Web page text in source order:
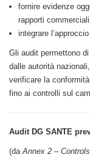
fornire evidenze
rapporti
integrare l’approccio
Gli audit permettono
dalle autorità
verificare la
fino ai controlli sul
Audit DG SANTE
(daAnnex 2 –